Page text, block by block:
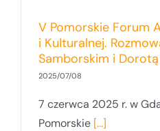
V Pomorskie Forum
i Kulturalnej.
Samborskim i
2025/07/08
7 czerwca 2025 r. w
Pomorskie [...]